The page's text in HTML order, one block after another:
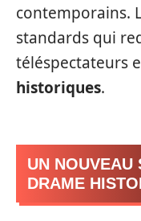
contemporains.
standards qui
téléspectateurs
historiques.
UN NOUVEAU
DRAME